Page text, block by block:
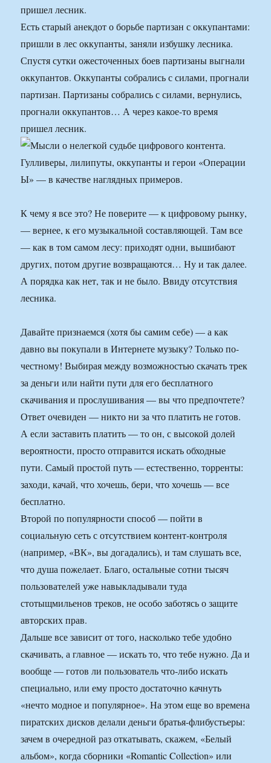
пришел лесник.
Есть старый анекдот о борьбе партизан с оккупантами:
пришли в лес оккупанты, заняли избушку лесника.
Спустя сутки ожесточенных боев партизаны выгнали
оккупантов. Оккупанты собрались с силами, прогнали
партизан. Партизаны собрались с силами, вернулись,
прогнали оккупантов… А через какое-то время
пришел лесник.
К чему я все это? Не поверите — к цифровому рынку,
— вернее, к его музыкальной составляющей. Там все
— как в том самом лесу: приходят одни, вышибают
других, потом другие возвращаются… Ну и так далее.
А порядка как нет, так и не было. Ввиду отсутствия
лесника.
Давайте признаемся (хотя бы самим себе) — а как
давно вы покупали в Интернете музыку? Только по-
честному! Выбирая между возможностью скачать трек
за деньги или найти пути для его бесплатного
скачивания и прослушивания — вы что предпочтете?
Ответ очевиден — никто ни за что платить не готов.
А если заставить платить — то он, с высокой долей
вероятности, просто отправится искать обходные
пути. Самый простой путь — естественно, торренты:
заходи, качай, что хочешь, бери, что хочешь — все
бесплатно.
Второй по популярности способ — пойти в
социальную сеть с отсутствием контент-контроля
(например, «ВК», вы догадались), и там слушать все,
что душа пожелает. Благо, остальные сотни тысяч
пользователей уже навыкладывали туда
стотыщмильенов треков, не особо заботясь о защите
авторских прав.
Дальше все зависит от того, насколько тебе удобно
скачивать, а главное — искать то, что тебе нужно. Да и
вообще — готов ли пользователь что-либо искать
специально, или ему просто достаточно качнуть
«нечто модное и популярное». На этом еще во времена
пиратских дисков делали деньги братья-флибустьеры:
зачем в очередной раз откатывать, скажем, «Белый
альбом», когда сборники «Romantic Collection» или